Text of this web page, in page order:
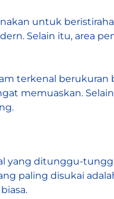
untuk
Selain itu, area
terkenal
memuaskan.
yang ditunggu-
paling disukai